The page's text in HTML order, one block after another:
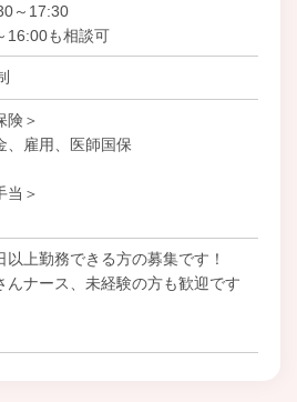
～17:30
16:00も相談可
険＞
、雇用、医師国保
当＞
上勤務できる方の募集です！
ナース、未経験の方も歓迎です